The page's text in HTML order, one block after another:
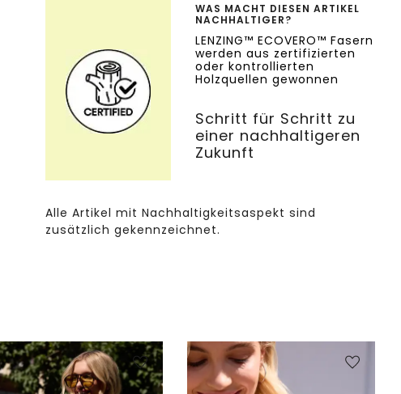
WAS MACHT DIESEN ARTIKEL
NACHHALTIGER?
LENZING™ ECOVERO™ Fasern
werden aus zertifizierten
oder kontrollierten
Holzquellen gewonnen
Schritt für Schritt zu
einer nachhaltigeren
Zukunft
Alle Artikel mit Nachhaltigkeitsaspekt sind
zusätzlich gekennzeichnet.